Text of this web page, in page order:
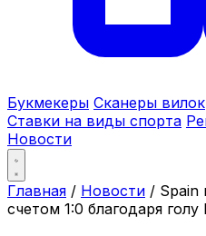
Букмекеры Сканеры вилок
Ставки на виды спорта
Новости
Главная / Новости / Spain
счетом 1:0 благодаря